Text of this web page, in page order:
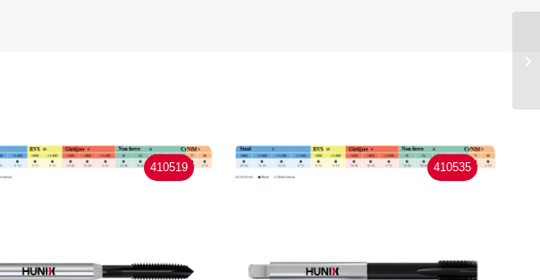
410519 410535